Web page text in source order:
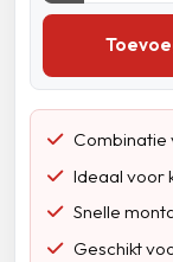
Combinatie
Ideaal voor
Snelle
Geschikt